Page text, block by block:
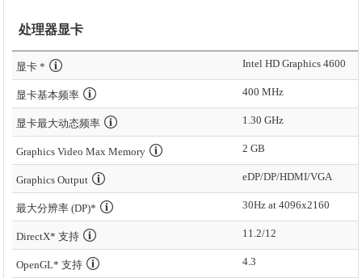
处理器显卡
显卡 * Intel HD Graphics 4600
显卡基本频率 400 MHz
显卡最大动态频率 1.30 GHz
Graphics Video Max Memory 2 GB
Graphics Output eDP/DP/HDMI/VGA
最大分辨率 (DP)* 30Hz at 4096x2160
DirectX* 支持 11.2/12
OpenGL* 支持 4.3